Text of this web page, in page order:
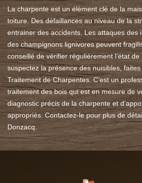
La charpente est un élément clé de la
toiture. Des défaillances au niveau de la
entrainer des accidents. Les attaques des
des champignons lignivores peuvent
conseillé de vérifier régulièrement l’état
suspectez la présence des nuisibles,
Traitement de Charpentes. C’est un
traitement des bois qui est en mesure de
diagnostic précis de la charpente et
appropriés. Contactez-le pour plus de
Donzacq.